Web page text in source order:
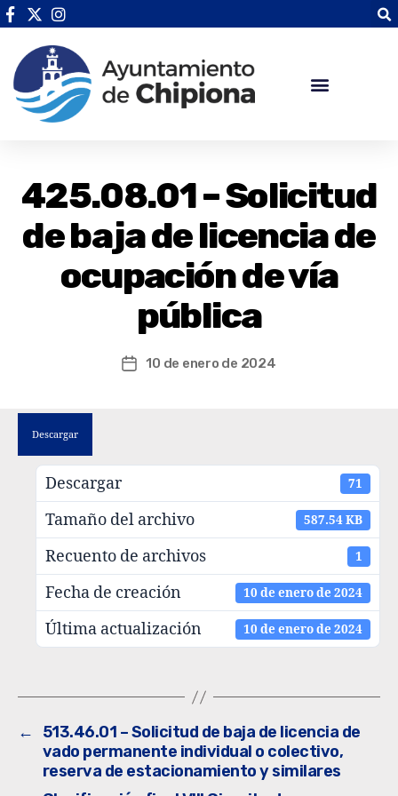
425.08.01 – Solicitud
de baja de licencia de
ocupación de vía
pública
10 de enero de 2024
Descargar
Descargar 71
Tamaño del archivo 587.54 KB
Recuento de archivos 1
Fecha de creación 10 de enero de 2024
Última actualización 10 de enero de 2024
←
513.46.01 – Solicitud de baja de licencia de
vado permanente individual o colectivo,
reserva de estacionamiento y similares